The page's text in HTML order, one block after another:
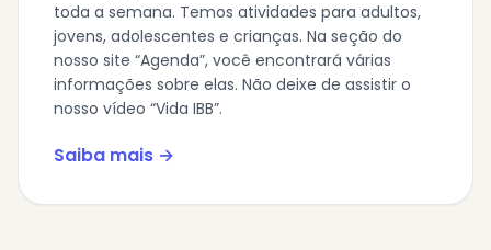
toda a semana. Temos atividades para adultos,
jovens, adolescentes e crianças. Na seção do
nosso site “Agenda”, você encontrará várias
informações sobre elas. Não deixe de assistir o
nosso vídeo “Vida IBB”.
Saiba mais →